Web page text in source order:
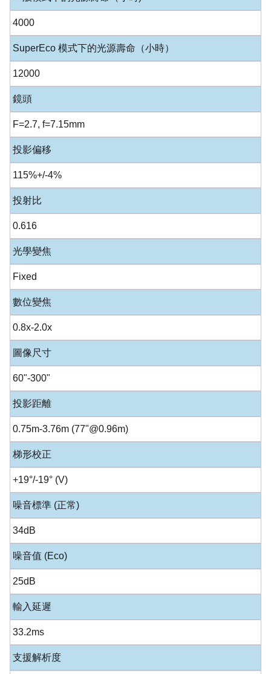
4000
SuperEco 模式下的光源壽命（小時）
12000
鏡頭
F=2.7, f=7.15mm
投影偏移
115%+/-4%
投射比
0.616
光學變焦
Fixed
數位變焦
0.8x-2.0x
圖像尺寸
60"-300"
投影距離
0.75m-3.76m (77"@0.96m)
梯形校正
+19°/-19° (V)
噪音標準 (正常)
34dB
噪音值 (Eco)
25dB
輸入延遲
33.2ms
支援解析度